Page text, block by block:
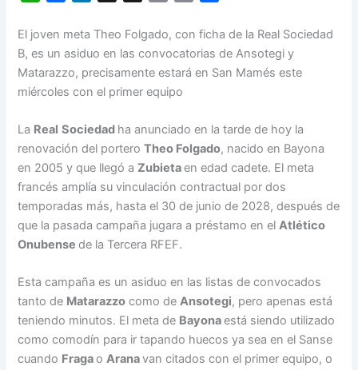
a
t
s
A
p
c
e
b
o
k
n
k
e
d
n
r
e
a
d
i
l
p
y
L
k
a
r
e
El joven meta Theo Folgado, con ficha de la Real Sociedad
B, es un asiduo en las convocatorias de Ansotegi y
Matarazzo, precisamente estará en San Mamés este
miércoles con el primer equipo
La Real Sociedad ha anunciado en la tarde de hoy la
renovación del porteroTheo Folgado, nacido en Bayona
en 2005 y que llegó aZubietaen edad cadete. El meta
francés amplía su vinculación contractual por dos
temporadas más, hasta el 30 de junio de 2028, después de
que la pasada campaña jugara a préstamo en elAtlético
Onubensede la Tercera RFEF.
Esta campaña es un asiduo en las listas de convocados
tanto de Matarazzo como deAnsotegi, pero apenas está
teniendo minutos. El meta de Bayonaestá siendo utilizado
como comodín para ir tapando huecos ya sea en el Sanse
cuando FragaoAranavan citados con el primer equipo, o